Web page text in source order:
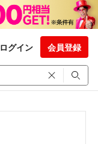
ログイン 会員登録